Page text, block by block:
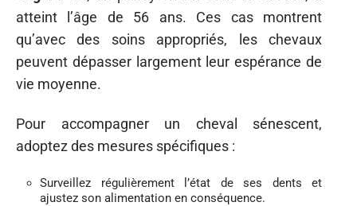
atteint l’âge de 56 ans. Ces cas montrent
qu’avec des soins appropriés, les chevaux
peuvent dépasser largement leur espérance de
vie moyenne.
Pour accompagner un cheval sénescent,
adoptez des mesures spécifiques :
Surveillez régulièrement l’état de ses dents et
ajustez son alimentation en conséquence.